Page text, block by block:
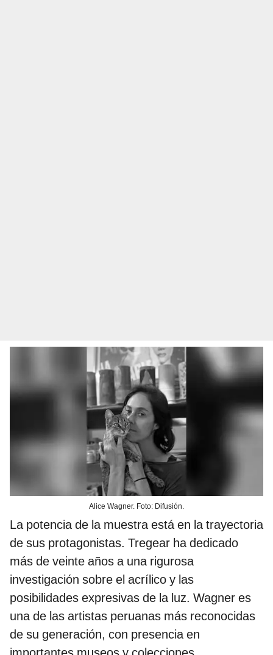
Alice Wagner. Foto: Difusión.
La potencia de la muestra está en la trayectoria
de sus protagonistas. Tregear ha dedicado
más de veinte años a una rigurosa
investigación sobre el acrílico y las
posibilidades expresivas de la luz. Wagner es
una de las artistas peruanas más reconocidas
de su generación, con presencia en